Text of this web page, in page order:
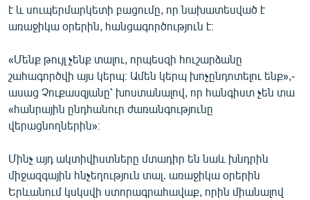
Русский
է և սուպերմարկետի բացումը, որ նախատեսված է
առաջիկա օրերին, հանցագործություն է։
«Մենք թույլ չենք տալու, որպեսզի հուշարձանը
շահագործվի այս կերպ։ Ամեն կերպ խոչընդոտելու ենք»,-
ասաց Չուքասզյանը՝ խոստանալով, որ հանգիստ չեն տա
«հանրային ընդհանուր ժառանգությունը
վերացնողներին»։
Մինչ այդ ակտիվիստները մտադիր են նաև խնդրին
միջազգային հնչեղություն տալ․ առաջիկա օրերին
Երևանում կսկսվի ստորագրահավաք, որին միանալով